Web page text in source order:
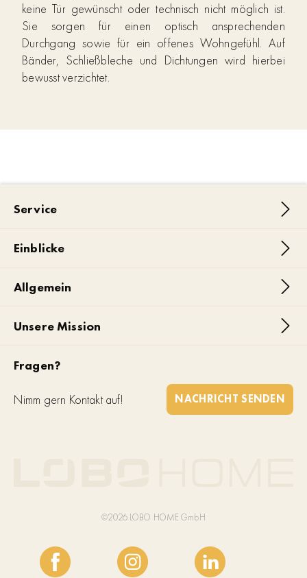
keine Tür gewünscht oder technisch nicht möglich ist.
Sie sorgen für einen optisch ansprechenden
Durchgang sowie für ein offenes Wohngefühl. Auf
Bänder, Schließbleche und Dichtungen wird hierbei
bewusst verzichtet.
Service
Einblicke
Allgemein
Unsere Mission
Fragen?
Nimm gern Kontakt auf! NACHRICHT SENDEN
©2026 LOBO HOME GmbH